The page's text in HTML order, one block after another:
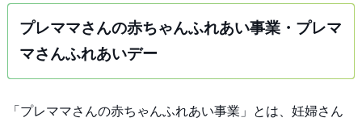
プレママさんの赤ちゃんふれあい事業・プレマ
マさんふれあいデー
「プレママさんの赤ちゃんふれあい事業」とは、妊婦さん